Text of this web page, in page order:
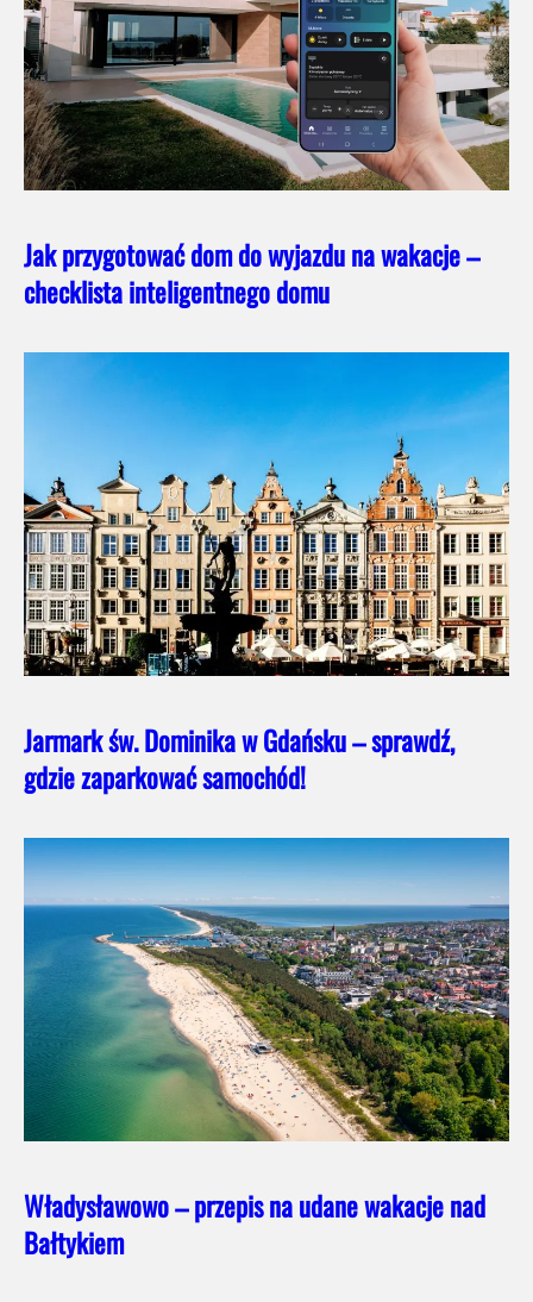
Jak przygotować dom do wyjazdu na wakacje –
checklista inteligentnego domu
Jarmark św. Dominika w Gdańsku – sprawdź,
gdzie zaparkować samochód!
Władysławowo – przepis na udane wakacje nad
Bałtykiem